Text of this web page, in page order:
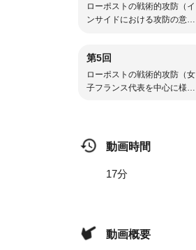
ローポストの戦術的攻防（イ
ンサイドにおける攻防の意
第5回
ローポストの戦術的攻防（女
子フランス代表を中心に様々
動画時間
17分
動画概要